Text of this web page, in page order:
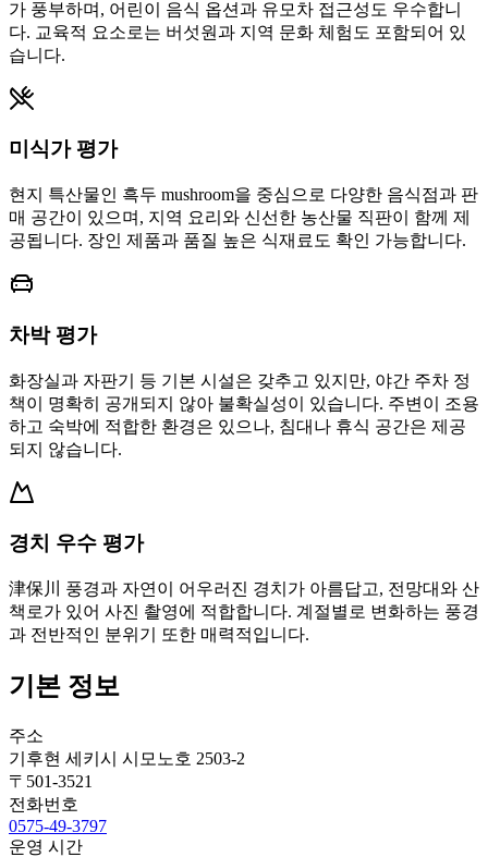
가 풍부하며, 어린이 음식 옵션과 유모차 접근성도 우수합니
다. 교육적 요소로는 버섯원과 지역 문화 체험도 포함되어 있
습니다.
미식가 평가
현지 특산물인 흑두 mushroom을 중심으로 다양한 음식점과 판
매 공간이 있으며, 지역 요리와 신선한 농산물 직판이 함께 제
공됩니다. 장인 제품과 품질 높은 식재료도 확인 가능합니다.
차박 평가
화장실과 자판기 등 기본 시설은 갖추고 있지만, 야간 주차 정
책이 명확히 공개되지 않아 불확실성이 있습니다. 주변이 조용
하고 숙박에 적합한 환경은 있으나, 침대나 휴식 공간은 제공
되지 않습니다.
경치 우수 평가
津保川 풍경과 자연이 어우러진 경치가 아름답고, 전망대와 산
책로가 있어 사진 촬영에 적합합니다. 계절별로 변화하는 풍경
과 전반적인 분위기 또한 매력적입니다.
기본 정보
주소
기후현 세키시 시모노호 2503-2
〒 501-3521
전화번호
0575-49-3797
운영 시간